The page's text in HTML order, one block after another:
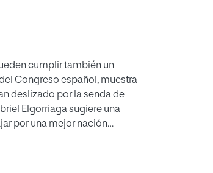
cumplir también un
Congreso español, muestra
deslizado por la senda de
Elgorriaga sugiere una
por una mejor nación